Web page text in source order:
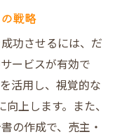
やすく解説
テップと特徴
却を実現する方
不動産売却の工
戦略
功させるには、だ
ービスが有効で
活用し、視覚的な
上します。また、
の作成で、売主・